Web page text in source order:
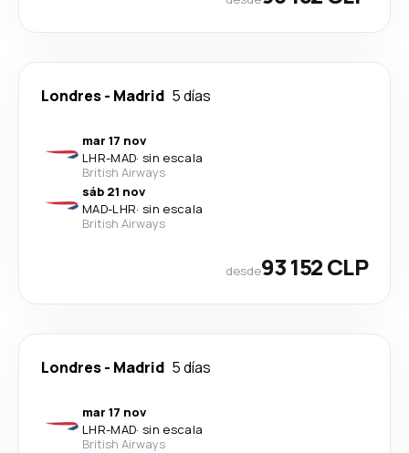
Londres- Madrid 5 días
mar 17 nov
LHR-MAD· sin escala
British Airways
sáb 21 nov
MAD-LHR· sin escala
British Airways
desde93 152 CLP
Londres- Madrid 5 días
mar 17 nov
LHR-MAD· sin escala
British Airways